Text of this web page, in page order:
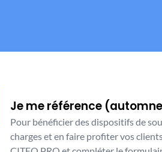
Je me référence
Pour bénéficier des dispositifs de
charges et en faire profiter vos